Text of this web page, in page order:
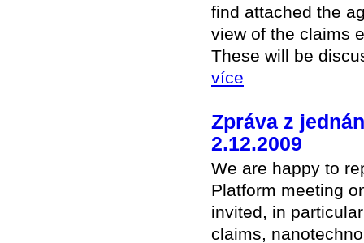
find attached the
view of the claims
These will be
více
Zpráva z
2.12.2009
We are happy to
Platform meeting
invited, in
claims,